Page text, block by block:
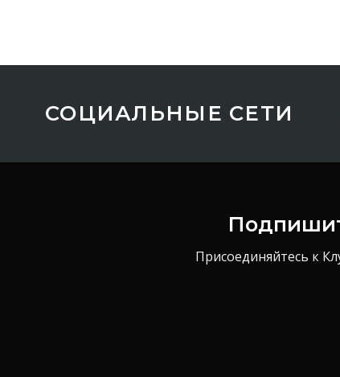
СОЦИАЛЬНЫЕ СЕТИ
Присоединяйтесь к